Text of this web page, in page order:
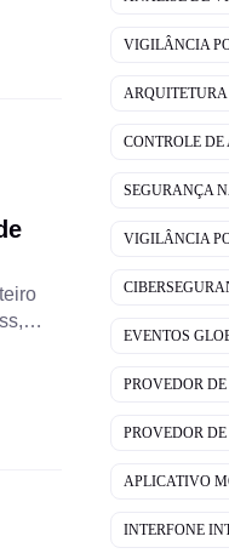
VIGILÂNCIA
CONTROLE
SEGURANÇA
VIGILÂNCIA
EVENTOS
PROVEDOR
PROVEDOR
APLICATIVO
INTERFONE